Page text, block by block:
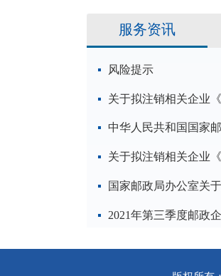
服务资讯
风险提示
关于拟注销相关企业
中华人民共和国国家
关于拟注销相关企业